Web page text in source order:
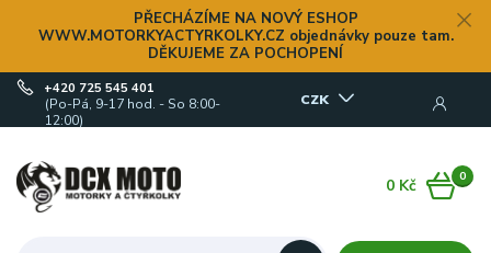
PŘECHÁZÍME NA NOVÝ ESHOP
WWW.MOTORKYACTYRKOLKY.CZ objednávky pouze tam.
DĚKUJEME ZA POCHOPENÍ
CZK
+420 725 545 401
(Po-Pá, 9-17 hod. - So 8:00-
12:00)
0
0 Kč